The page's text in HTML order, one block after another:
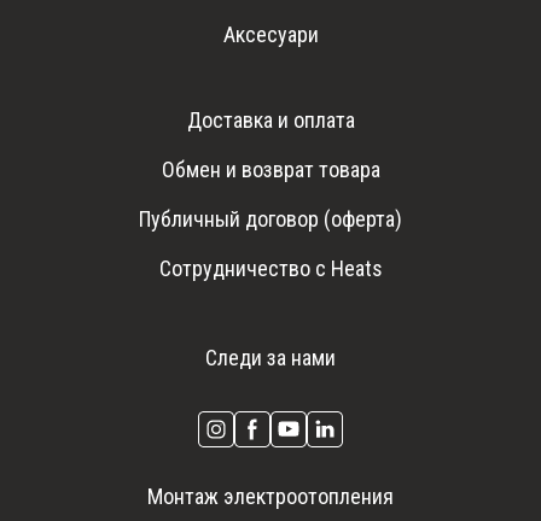
Аксесуари
Доставка и оплата
Обмен и возврат товара
Публичный договор (оферта)
Сотрудничество с Heats
Следи за нами
Монтаж электроотопления